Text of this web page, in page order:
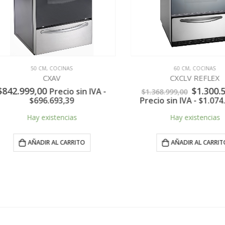
50 CM, COCINAS
CXAV
Precio sin IVA -
696.693,39
Hay existencias
AÑADIR AL CARRITO
60 CM, COCINAS
CXCLV REFLEX
1.368.999,00 El
precio
era:
$
Precio sin IVA -$
Hay existencias
AÑADIR AL CARRITO